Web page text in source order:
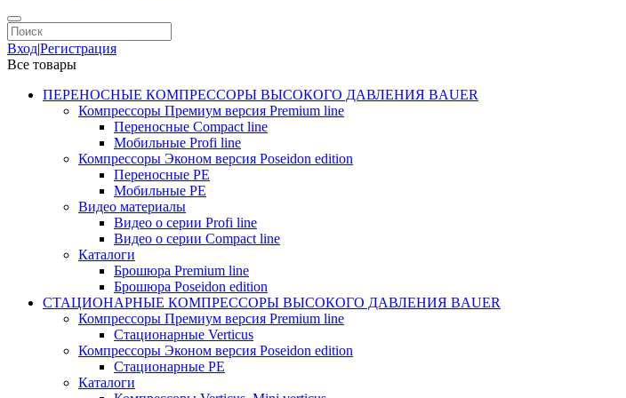
Вход|Регистрация
Все товары
ПЕРЕНОСНЫЕ КОМПРЕССОРЫ ВЫСОКОГО ДАВЛЕНИЯ BAUER
Компрессоры Премиум версия Premium line
Переносные Compact line
Мобильные Profi line
Компрессоры Эконом версия Poseidon edition
Переносные PE
Мобильные PE
Видео материалы
Видео о серии Profi line
Видео о серии Compact line
Каталоги
Брошюра Premium line
Брошюра Poseidon edition
СТАЦИОНАРНЫЕ КОМПРЕССОРЫ ВЫСОКОГО ДАВЛЕНИЯ BAUER
Компрессоры Премиум версия Premium line
Стационарные Verticus
Компрессоры Эконом версия Poseidon edition
Стационарные PE
Каталоги